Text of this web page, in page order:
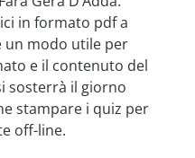
in formato pdf a
un modo utile per
e il contenuto del
sosterrà il giorno
stampare i quiz per
off-line.